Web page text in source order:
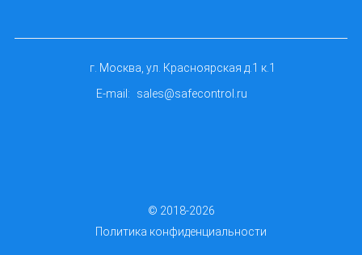
г. Москва, ул. Красноярская д.1 к.1
E-mail:
sales@safecontrol.ru
© 2018-2026
Политика конфиденциальности